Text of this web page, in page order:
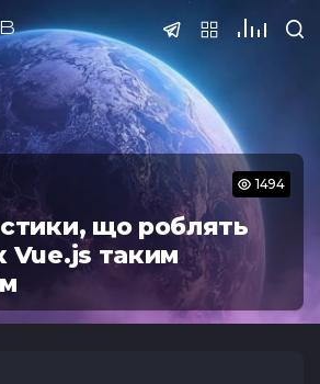
Тест з QA
1494
що роблять
Vue.js таким
SPACELAB
Подати
ПІБ
Телефон
SPACELAB
SPACELAB
SPACELAB